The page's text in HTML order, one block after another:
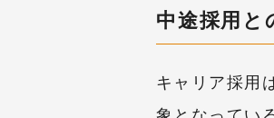
中途採用と
キャリア採用